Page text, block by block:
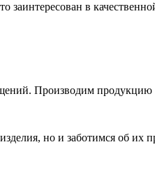
заинтересован в
Производим
но и заботимся об их